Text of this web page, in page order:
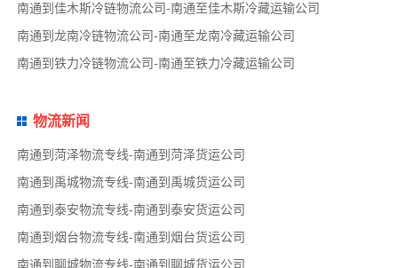
南通到佳木斯冷链物流公司-南通至佳木斯冷藏运输公司
南通到龙南冷链物流公司-南通至龙南冷藏运输公司
南通到铁力冷链物流公司-南通至铁力冷藏运输公司
物流新闻
南通到菏泽物流专线-南通到菏泽货运公司
南通到禹城物流专线-南通到禹城货运公司
南通到泰安物流专线-南通到泰安货运公司
南通到烟台物流专线-南通到烟台货运公司
南通到聊城物流专线-南通到聊城货运公司